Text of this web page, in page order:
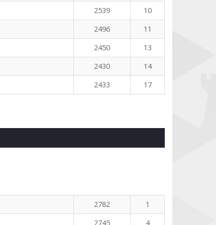
2539
10
2496
11
2450
13
2430
14
2433 17
2782
1
2745
4